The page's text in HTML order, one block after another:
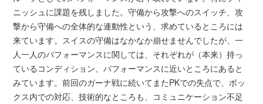
ニッシュに課題を残しました。守備から攻撃へのスイッチ、攻
撃から守備への全体的な連動性という、求めているところには
来ています。スイスの守備はなかなか崩せませんでしたが、一
人一人のパフォーマンスに関しては、それぞれが（本来）持っ
ているコンディション、パフォーマンスに近いところにあると
みています。前回のガーナ戦に続いてまたPKでの失点で、ボッ
クス内での対応、技術的なところも、コミュニケーション不足